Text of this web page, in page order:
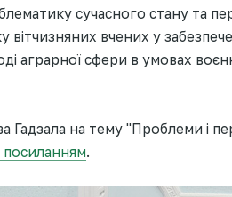
сучасного стану та
вітчизняних вчених у
аграрної сфери в умовах
Гадзала на тему "Проблеми і
.